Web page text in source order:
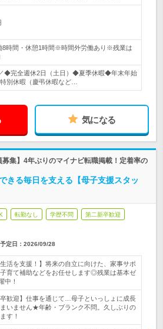
8時間・休憩1時間※時間外労働あり※残業は
◆完全週休2日（土日）◆夏季休暇◆年末年始
別休暇（慶弔休暇など…
気になる
集】4年ぶりのマイナビ転職掲載！定着率の
きる毎日を支える【母子支援スタッ
転勤なし 学歴不問 第二新卒歓迎
定日： 2026/09/28
生活を支援！】将来の自立に向けた、家事サポ
育て補助などをお任せします◎残業は基本ゼ
中！
卒歓迎】仕事を通じて…母子といっしょに成長
いません★年齢・ブランク不問。久しぶりの
す！